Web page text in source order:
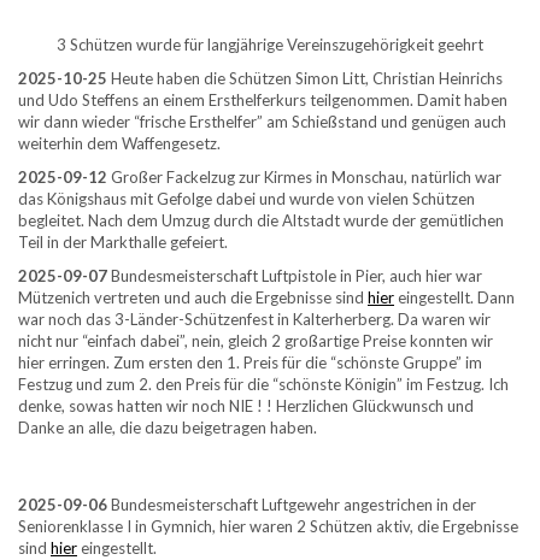
3 Schützen wurde für langjährige Vereinszugehörigkeit geehrt
2025-10-25 Heute haben die Schützen Simon Litt, Christian Heinrichs
und Udo Steffens an einem Ersthelferkurs teilgenommen. Damit haben
wir dann wieder “frische Ersthelfer” am Schießstand und genügen auch
weiterhin dem Waffengesetz.
2025-09-12 Großer Fackelzug zur Kirmes in Monschau, natürlich war
das Königshaus mit Gefolge dabei und wurde von vielen Schützen
begleitet. Nach dem Umzug durch die Altstadt wurde der gemütlichen
Teil in der Markthalle gefeiert.
2025-09-07Bundesmeisterschaft Luftpistole in Pier, auch hier war
Mützenich vertreten und auch die Ergebnisse sind hiereingestellt. Dann
war noch das 3-Länder-Schützenfest in Kalterherberg. Da waren wir
nicht nur “einfach dabei”, nein, gleich 2 großartige Preise konnten wir
hier erringen. Zum ersten den 1. Preis für die “schönste Gruppe” im
Festzug und zum 2. den Preis für die “schönste Königin” im Festzug. Ich
denke, sowas hatten wir noch NIE ! ! Herzlichen Glückwunsch und
Danke an alle, die dazu beigetragen haben.
2025-09-06Bundesmeisterschaft Luftgewehr angestrichen in der
Seniorenklasse I in Gymnich, hier waren 2 Schützen aktiv, die Ergebnisse
sind hiereingestellt.